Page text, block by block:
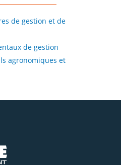
de gestion et de
de gestion
agronomiques et